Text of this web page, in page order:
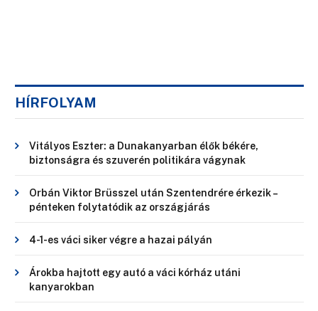
HÍRFOLYAM
Vitályos Eszter: a Dunakanyarban élők békére,
biztonságra és szuverén politikára vágynak
Orbán Viktor Brüsszel után Szentendrére érkezik –
pénteken folytatódik az országjárás
4-1-es váci siker végre a hazai pályán
Árokba hajtott egy autó a váci kórház utáni
kanyarokban